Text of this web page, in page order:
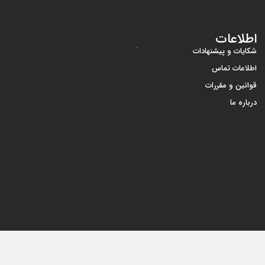
اطلاعات
شکایات و پیشنهادات
اطلاعات تماس
قوانین و مقررات
درباره ما